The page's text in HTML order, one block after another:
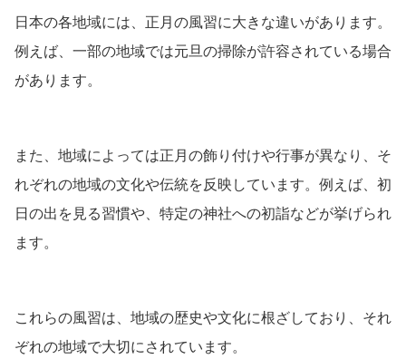
日本の各地域には、正月の風習に大きな違いがあります。
例えば、一部の地域では元旦の掃除が許容されている場合
があります。
また、地域によっては正月の飾り付けや行事が異なり、そ
れぞれの地域の文化や伝統を反映しています。例えば、初
日の出を見る習慣や、特定の神社への初詣などが挙げられ
ます。
これらの風習は、地域の歴史や文化に根ざしており、それ
ぞれの地域で大切にされています。